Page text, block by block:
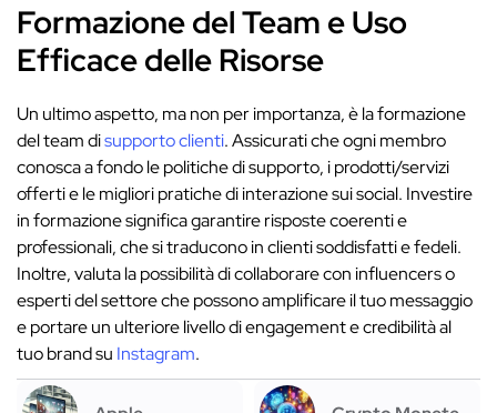
Formazione del Team e Uso
Efficace delle Risorse
Un ultimo aspetto, ma non per importanza, è la formazione
del team disupporto clienti. Assicurati che ogni membro
conosca a fondo le politiche di supporto, i prodotti/servizi
offerti e le migliori pratiche di interazione sui social. Investire
in formazione significa garantire risposte coerenti e
professionali, che si traducono in clienti soddisfatti e fedeli.
Inoltre, valuta la possibilità di collaborare con influencers o
esperti del settore che possono amplificare il tuo messaggio
e portare un ulteriore livello di engagement e credibilità al
tuo brand su Instagram.